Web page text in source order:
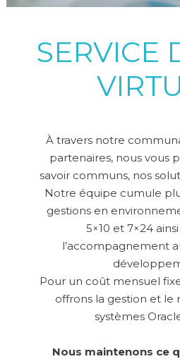
SERVICE
À travers notre
partenaires, nous vous
savoir communs, nos
Notre équipe cumule
gestions en
5×10 et 7×24
l’accompagnement
Pour un coût mensuel
offrons la gestion et le
systèmes
Nous maintenons ce